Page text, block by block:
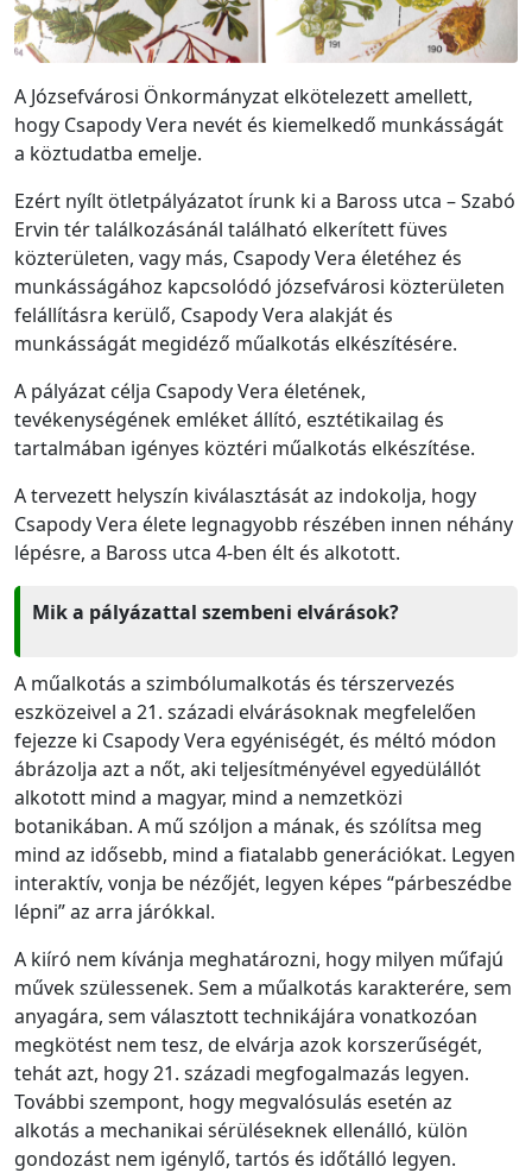
A Józsefvárosi Önkormányzat elkötelezett amellett,
hogy Csapody Vera nevét és kiemelkedő munkásságát
a köztudatba emelje.
Ezért nyílt ötletpályázatot írunk ki a Baross utca – Szabó
Ervin tér találkozásánál található elkerített füves
közterületen, vagy más, Csapody Vera életéhez és
munkásságához kapcsolódó józsefvárosi közterületen
felállításra kerülő, Csapody Vera alakját és
munkásságát megidéző műalkotás elkészítésére.
A pályázat célja Csapody Vera életének,
tevékenységének emléket állító, esztétikailag és
tartalmában igényes köztéri műalkotás elkészítése.
A tervezett helyszín kiválasztását az indokolja, hogy
Csapody Vera élete legnagyobb részében innen néhány
lépésre, a Baross utca 4-ben élt és alkotott.
Mik a pályázattal szembeni elvárások?
A műalkotás a szimbólumalkotás és térszervezés
eszközeivel a 21. századi elvárásoknak megfelelően
fejezze ki Csapody Vera egyéniségét, és méltó módon
ábrázolja azt a nőt, aki teljesítményével egyedülállót
alkotott mind a magyar, mind a nemzetközi
botanikában. A mű szóljon a mának, és szólítsa meg
mind az idősebb, mind a fiatalabb generációkat. Legyen
interaktív, vonja be nézőjét, legyen képes “párbeszédbe
lépni” az arra járókkal.
A kiíró nem kívánja meghatározni, hogy milyen műfajú
művek szülessenek. Sem a műalkotás karakterére, sem
anyagára, sem választott technikájára vonatkozóan
megkötést nem tesz, de elvárja azok korszerűségét,
tehát azt, hogy 21. századi megfogalmazás legyen.
További szempont, hogy megvalósulás esetén az
alkotás a mechanikai sérüléseknek ellenálló, külön
gondozást nem igénylő, tartós és időtálló legyen.